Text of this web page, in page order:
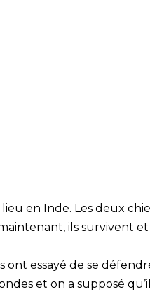
lieu en Inde. Les deux
ils survivent
ont essayé de se
et on a supposé qu’il